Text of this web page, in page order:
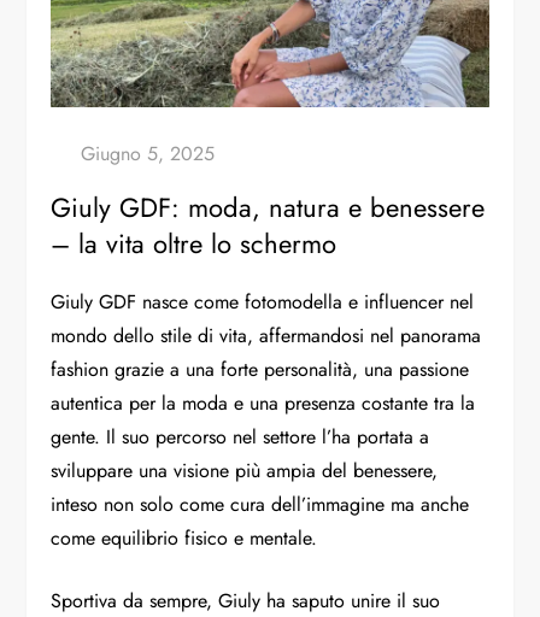
Giuly GDF: moda, natura e benessere
– la vita oltre lo schermo
Giuly GDF nasce come fotomodella e influencer nel
mondo dello stile di vita, affermandosi nel panorama
fashion grazie a una forte personalità, una passione
autentica per la moda e una presenza costante tra la
gente. Il suo percorso nel settore l’ha portata a
sviluppare una visione più ampia del benessere,
inteso non solo come cura dell’immagine ma anche
come equilibrio fisico e mentale.
Sportiva da sempre, Giuly ha saputo unire il suo